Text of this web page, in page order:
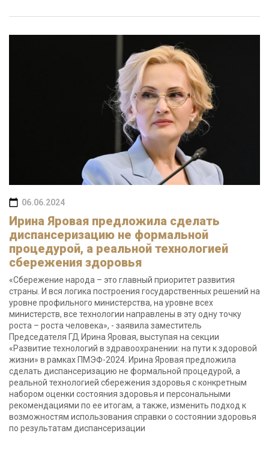
06.06.2024
Ирина Яровая предложила сделать
диспансеризацию не формальной
процедурой, а реальной технологией
сбережения здоровья
«Сбережение народа – это главный приоритет развития
страны. И вся логика построения государственных решений на
уровне профильного министерства, на уровне всех
министерств, все технологии направлены в эту одну точку
роста – роста человека», - заявила заместитель
Председателя ГД Ирина Яровая, выступая на секции
«Развитие технологий в здравоохранении: на пути к здоровой
жизни» в рамках ПМЭФ-2024. Ирина Яровая предложила
сделать диспансеризацию не формальной процедурой, а
реальной технологией сбережения здоровья с конкретным
набором оценки состояния здоровья и персональными
рекомендациями по ее итогам, а также, изменить подход к
возможностям использования справки о состоянии здоровья
по результатам диспансеризации